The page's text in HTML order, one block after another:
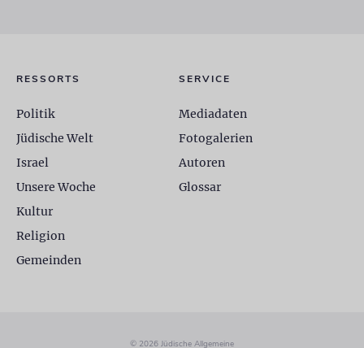
RESSORTS
Politik
Jüdische Welt
Israel
Unsere Woche
Kultur
Religion
Gemeinden
SERVICE
Mediadaten
Fotogalerien
Autoren
Glossar
© 2026 Jüdische Allgemeine